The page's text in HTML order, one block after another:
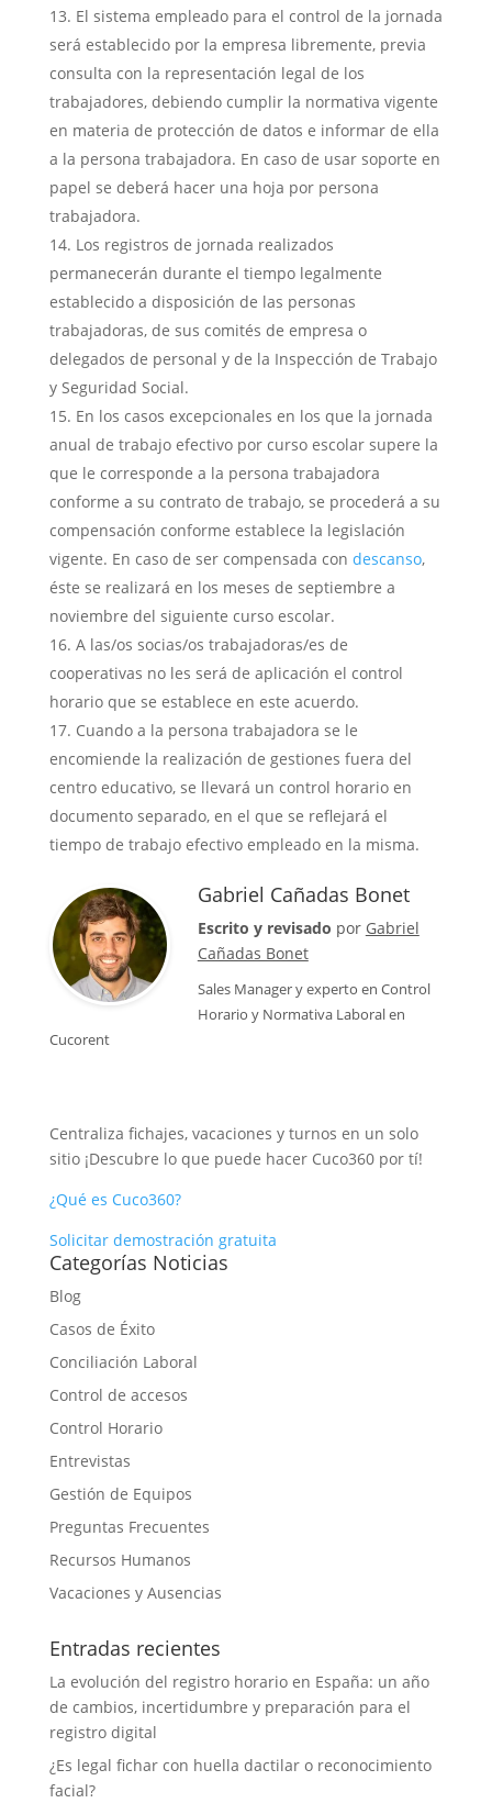
El sistema empleado para el control de la jornada
será establecido por la empresa libremente, previa
consulta con la representación legal de los
trabajadores, debiendo cumplir la normativa vigente
en materia de protección de datos e informar de ella
a la persona trabajadora. En caso de usar soporte en
papel se deberá hacer una hoja por persona
trabajadora.
Los registros de jornada realizados
permanecerán durante el tiempo legalmente
establecido a disposición de las personas
trabajadoras, de sus comités de empresa o
delegados de personal y de la Inspección de Trabajo
y Seguridad Social.
En los casos excepcionales en los que la jornada
anual de trabajo efectivo por curso escolar supere la
que le corresponde a la persona trabajadora
conforme a su contrato de trabajo, se procederá a su
compensación conforme establece la legislación
vigente. En caso de ser compensada con descanso,
éste se realizará en los meses de septiembre a
noviembre del siguiente curso escolar.
A las/os socias/os trabajadoras/es de
cooperativas no les será de aplicación el control
horario que se establece en este acuerdo.
Cuando a la persona trabajadora se le
encomiende la realización de gestiones fuera del
centro educativo, se llevará un control horario en
documento separado, en el que se reflejará el
tiempo de trabajo efectivo empleado en la misma.
Gabriel Cañadas Bonet
Escrito y revisado por Gabriel
Cañadas Bonet
Sales Managery experto en Control
Horario y Normativa Laboral en
Cucorent
Centraliza fichajes, vacaciones y turnos en un solo
sitio ¡Descubre lo que puede hacer Cuco360 por tí!
¿Qué es Cuco360?
Solicitar demostración gratuita
Categorías Noticias
Blog
Casos de Éxito
Conciliación Laboral
Control de accesos
Control Horario
Entrevistas
Gestión de Equipos
Preguntas Frecuentes
Recursos Humanos
Vacaciones y Ausencias
Entradas recientes
La evolución del registro horario en España: un año
de cambios, incertidumbre y preparación para el
registro digital
¿Es legal fichar con huella dactilar o reconocimiento
facial?